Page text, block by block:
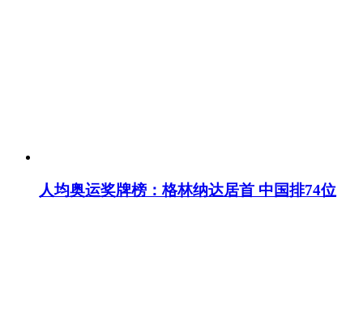
人均奥运奖牌榜：格林纳达居首 中国排74位